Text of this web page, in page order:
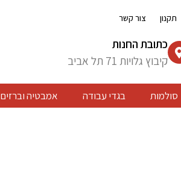
תקנון צור קשר
כתובת החנות
קיבוץ גלויות 71 תל אביב
סולמות בגדי עבודה אמבטיה וברזים